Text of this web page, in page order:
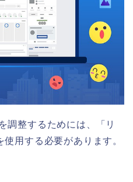
調整するためには、「リ
用する必要があります。